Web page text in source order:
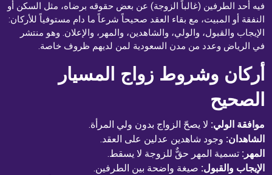
فيه أحد الطرفين (غالباً الزوجة) عن بعض حقوقه برضاه، مثل السكن أو
النفقة أو المبيت، مع بقاء العقد صحيحاً شرعاً ما دام مستوفياً للأركان:
الإيجاب والقبول، والولي، والشاهدين، والمهر، والإعلان. وهو منتشر
في الرياض وعدد من مدن السعودية لمن لديهم ظروف خاصة.
أركان وشروط زواج المسيار
الصحيح
موافقة الولي: لا يصحّ الزواج بدون ولي المرأة.
الشاهدان: وجود شاهدين عدلين على العقد.
المهر: تسمية المهر حقٌّ للزوجة لا يسقط.
الإيجاب والقبول: صيغة واضحة بين الطرفين.